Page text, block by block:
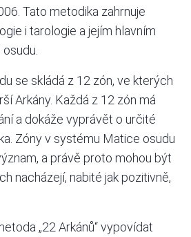
Tato metodika zahrnuje
i tarologie a jejím hlavním
se skládá z 12 zón, ve kterých
Arkány. Každá z 12 zón má
a dokáže vyprávět o určité
Zóny v systému Matice osudu
a právě proto mohou být
nacházejí, nabité jak pozitivně,
„22 Arkánů“ vypovídat